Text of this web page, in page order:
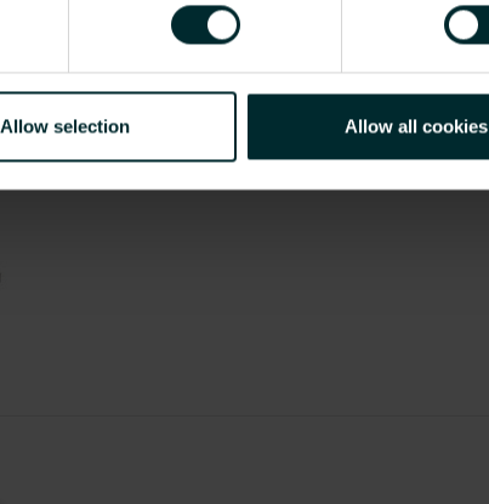
Allow selection Allow all cookies
> Zum BDH-Portal